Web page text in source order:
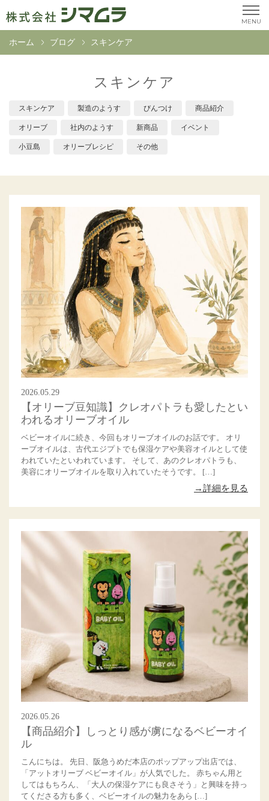
MENU
ホーム ブログ スキンケア
スキンケア
スキンケア 製造のようす びんつけ 商品紹介
オリーブ 社内のようす 新商品 イベント
小豆島 オリーブレシピ その他
2026.05.29
【オリーブ豆知識】クレオパトラも愛したとい
われるオリーブオイル
ベビーオイルに続き、今回もオリーブオイルのお話です。 オリ
ーブオイルは、古代エジプトでも保湿ケアや美容オイルとして使
われていたといわれています。 そして、あのクレオパトラも、
美容にオリーブオイルを取り入れていたそうです。 […]
→詳細を見る
2026.05.26
【商品紹介】しっとり感が虜になるベビーオイ
ル
こんにちは。 先日、阪急うめだ本店のポップアップ出店では、
「アットオリーブ ベビーオイル」が人気でした。 赤ちゃん用と
してはもちろん、「大人の保湿ケアにも良さそう」と興味を持っ
てくださる方も多く、ベビーオイルの魅力をあら […]